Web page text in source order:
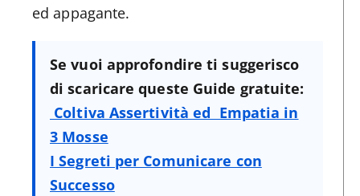
ed appagante.
Se vuoi approfondire ti suggerisco
di scaricare queste Guide gratuite:
Coltiva Assertività ed Empatia in
3 Mosse
I Segreti per Comunicare con
Successo